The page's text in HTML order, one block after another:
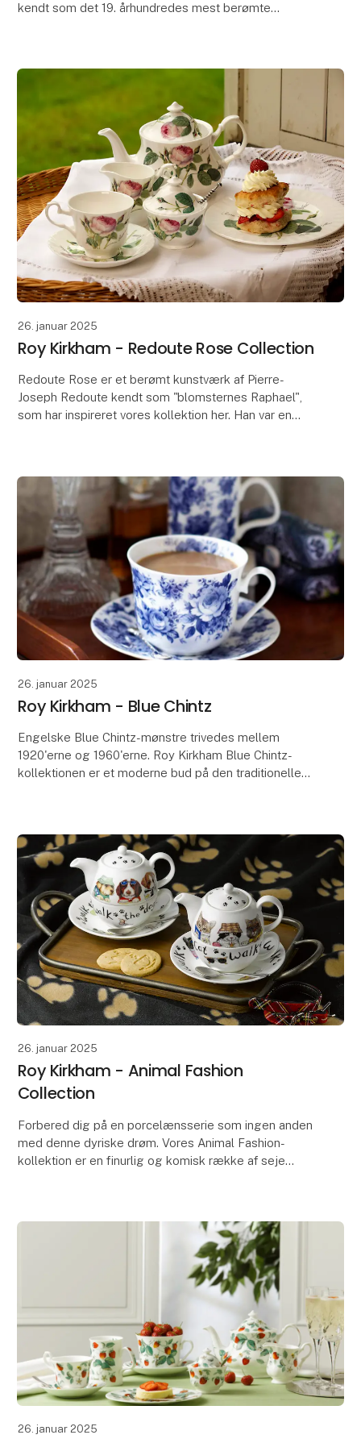
kendt som det 19. århundredes mest berømte
26. januar 2025
Roy Kirkham - Redoute Rose Collection
Redoute Rose er et berømt kunstværk af Pierre-
Joseph Redoute kendt som "blomsternes Raphael",
som har inspireret vores kollektion her. Han var en
26. januar 2025
Roy Kirkham - Blue Chintz
Engelske Blue Chintz-mønstre trivedes mellem
1920'erne og 1960'erne. Roy Kirkham Blue Chintz-
kollektionen er et moderne bud på den traditionelle
26. januar 2025
Roy Kirkham - Animal Fashion
Collection
Forbered dig på en porcelænsserie som ingen anden
med denne dyriske drøm. Vores Animal Fashion-
kollektion er en finurlig og komisk række af seje
26. januar 2025